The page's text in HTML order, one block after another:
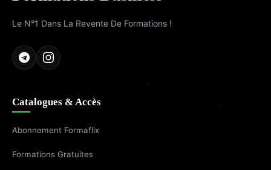
Le N°1 Dans La Revente De Formations !
Catalogues & Accès
Abonnement Formaflix
Formations Gratuites